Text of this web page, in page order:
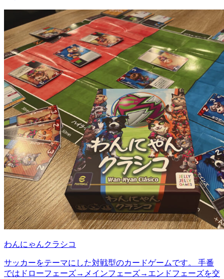
わんにゃんクラシコ
サッカーをテーマにした対戦型のカードゲームです。 手番
ではドローフェーズ→メインフェーズ→エンドフェーズを交